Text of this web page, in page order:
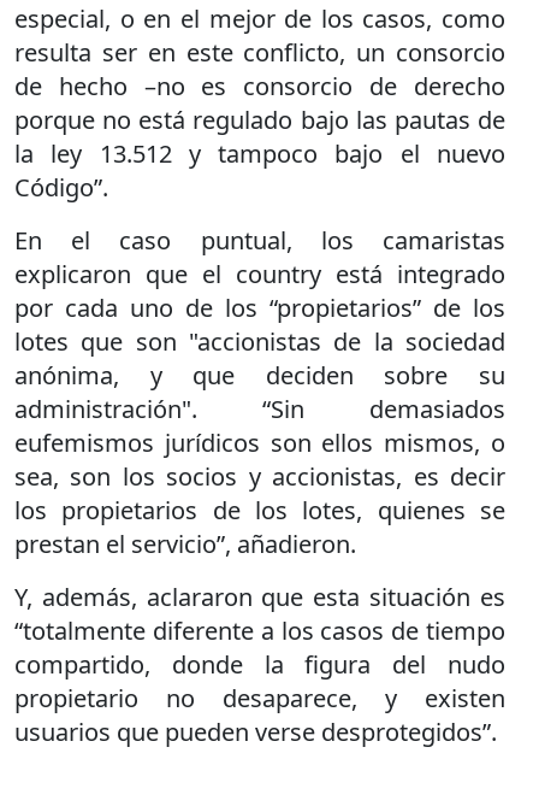
especial, o en el mejor de los casos, como
resulta ser en este conflicto, un consorcio
de hecho –no es consorcio de derecho
porque no está regulado bajo las pautas de
la ley 13.512 y tampoco bajo el nuevo
Código”.
En el caso puntual, los camaristas
explicaron que el country está integrado
por cada uno de los “propietarios” de los
lotes que son "accionistas de la sociedad
anónima, y que deciden sobre su
administración". “Sin demasiados
eufemismos jurídicos son ellos mismos, o
sea, son los socios y accionistas, es decir
los propietarios de los lotes, quienes se
prestan el servicio”, añadieron.
Y, además, aclararon que esta situación es
“totalmente diferente a los casos de tiempo
compartido, donde la figura del nudo
propietario no desaparece, y existen
usuarios que pueden verse desprotegidos”.